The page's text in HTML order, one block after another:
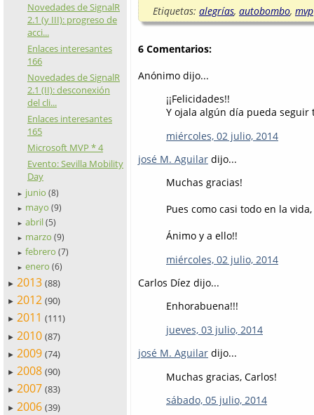
Novedades de SignalR
2.1 (y III): progreso de
acci...
Enlaces interesantes
166
Novedades de SignalR
2.1 (II): desconexión
del cli...
Enlaces interesantes
165
Microsoft MVP * 4
Evento: Sevilla Mobility
Day
► junio (8)
► mayo (9)
► abril (5)
► marzo (9)
► febrero (7)
► enero (6)
► 2013 (88)
► 2012 (90)
► 2011 (111)
► 2010 (87)
► 2009 (74)
► 2008 (90)
► 2007 (83)
► 2006 (39)
Etiquetas: alegrías, autobombo, mvp
6 Comentarios:
Anónimo dijo...
¡¡Felicidades!!
Y ojala algún día pueda seguir
miércoles, 02 julio, 2014
josé M. Aguilar dijo...
Muchas gracias!
Pues como casi todo en la
Ánimo y a ello!!
miércoles, 02 julio, 2014
Carlos Díez dijo...
Enhorabuena!!!
jueves, 03 julio, 2014
josé M. Aguilar dijo...
Muchas gracias, Carlos!
sábado, 05 julio, 2014